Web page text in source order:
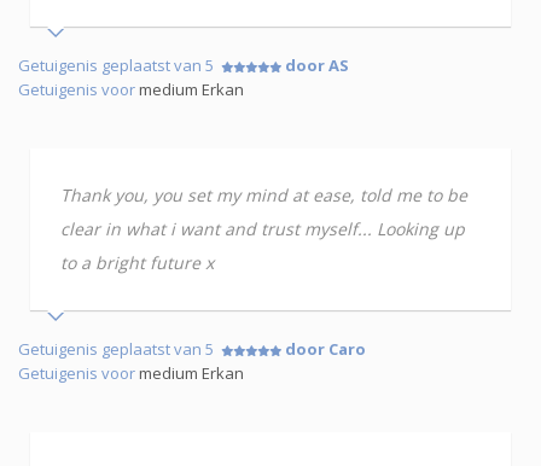
Getuigenis geplaatst van 5
door AS
Getuigenis voormedium Erkan
Thank you, you set my mind at ease, told me to be
clear in what i want and trust myself... Looking up
to a bright future x
Getuigenis geplaatst van 5
door Caro
Getuigenis voormedium Erkan